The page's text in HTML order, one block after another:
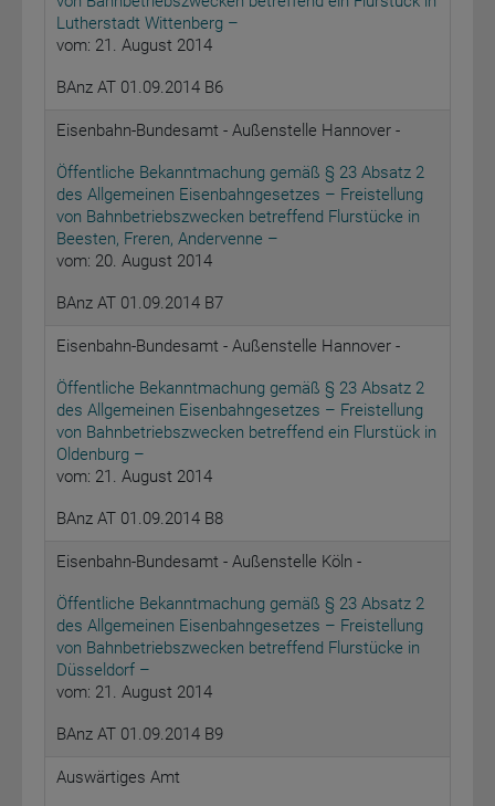
Lutherstadt Wittenberg –
vom: 21. August 2014
BAnz AT 01.09.2014 B6
Eisenbahn-Bundesamt - Außenstelle Hannover -
Öffentliche Bekanntmachung gemäß § 23 Absatz 2
des Allgemeinen Eisenbahngesetzes – Freistellung
von Bahnbetriebszwecken betreffend Flurstücke in
Beesten, Freren, Andervenne –
vom: 20. August 2014
BAnz AT 01.09.2014 B7
Eisenbahn-Bundesamt - Außenstelle Hannover -
Öffentliche Bekanntmachung gemäß § 23 Absatz 2
des Allgemeinen Eisenbahngesetzes – Freistellung
von Bahnbetriebszwecken betreffend ein Flurstück in
Oldenburg –
vom: 21. August 2014
BAnz AT 01.09.2014 B8
Eisenbahn-Bundesamt - Außenstelle Köln -
Öffentliche Bekanntmachung gemäß § 23 Absatz 2
des Allgemeinen Eisenbahngesetzes – Freistellung
von Bahnbetriebszwecken betreffend Flurstücke in
Düsseldorf –
vom: 21. August 2014
BAnz AT 01.09.2014 B9
Auswärtiges Amt